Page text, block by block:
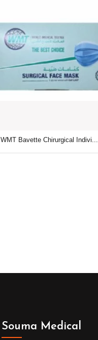
WMT Bavette Chirurgical Indivi...
Souma Medical